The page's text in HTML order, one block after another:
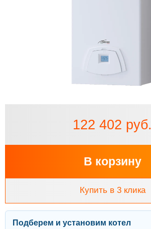
122 402 руб.
В корзину
Купить в 3 клика
Подберем и установим котел